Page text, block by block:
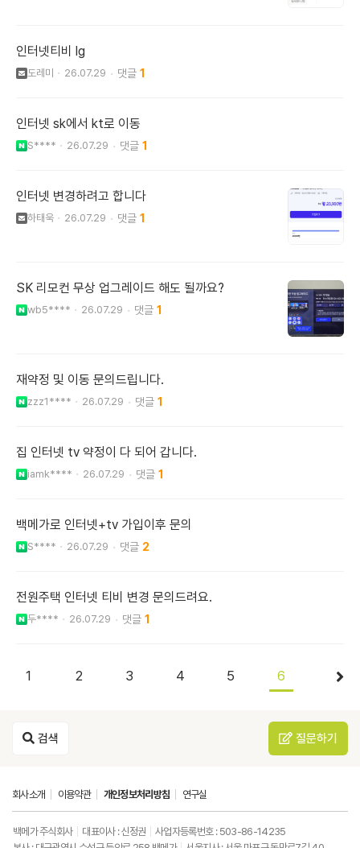
인터넷티비 lg
도레미 26.07.29 1
인터넷 sk에서 kt로 이동
S**** 26.07.29 1
인터넷 변경하려고 합니다
하태욱 26.07.29 1
SK 리모컨 무상 업그레이드 해도 될까요?
wb5**** 26.07.29 1
재약정 및 이동 문의드립니다.
zzz1**** 26.07.29 1
집 인터넷 tv 약정이 다 되어 갑니다.
iamk**** 26.07.29 1
백메가로 인터넷+tv 가입이후 문의
S**** 26.07.29 2
전원주택 인터넷 티비 변경 문의드려요.
두**** 26.07.29 1
1 2 3 4 5 6
검색 질문하기
회사소개 이용약관 개인정보처리방침 연구실
백메가 주식회사 대표이사 : 신정권
사업자등록번호 : 503-86-14235